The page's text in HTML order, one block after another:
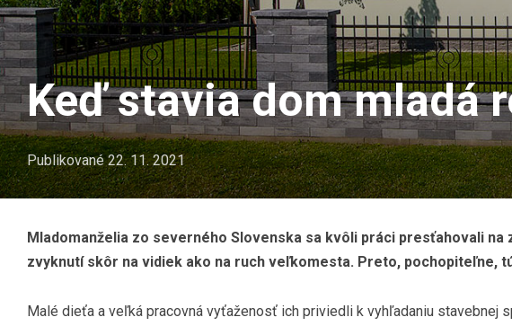
Keď stavia dom mladá
Publikované22. 11. 2021
Mladomanželia zo severného Slovenska sa kvôli práci presťahovali na
zvyknutí skôr na vidiek ako na ruch veľkomesta. Preto, pochopiteľne,
Malé dieťa a veľká pracovná vyťaženosť ich priviedli k vyhľadaniu stavebnej